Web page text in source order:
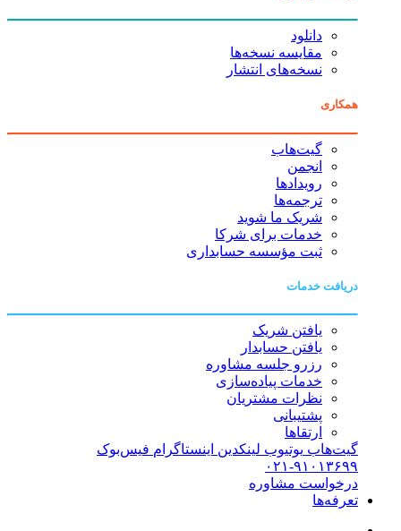
دانلود
مقایسه نسخه‌ها
نسخه‌های انتشار
همکاری
گیت‌هاب
انجمن
رویدادها
ترجمه‌ها
شریک ما شوید
خدمات برای شرکا
ثبت مؤسسه حسابداری
دریافت خدمات
یافتن شریک
یافتن حسابدار
رزرو جلسه مشاوره
خدمات پیاده‌سازی
نظرات مشتریان
پشتیبانی
ارتقاها
گیت‌هاب یوتیوب لینکدین اینستاگرام فیس‌بوک
۰۲۱-۹۱۰۱۳۶۹۹
درخواست مشاوره
تعرفه‌ها